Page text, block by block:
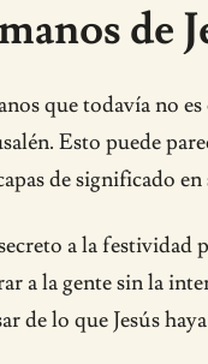
de
que todavía no
Esto puede
de significado en
a la
a la gente sin la
de lo que Jesús